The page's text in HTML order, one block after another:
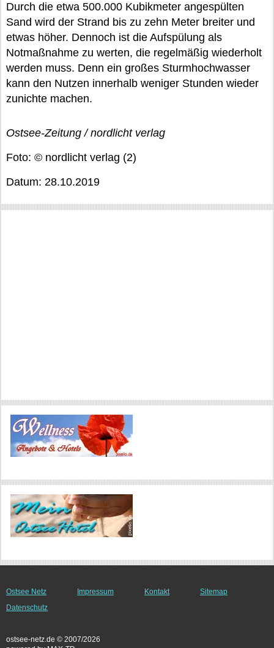
Durch die etwa 500.000 Kubikmeter angespülten
Sand wird der Strand bis zu zehn Meter breiter und
etwas höher. Dennoch ist die Aufspülung als
Notmaßnahme zu werten, die regelmäßig wiederholt
werden muss. Denn ein großes Sturmhochwasser
kann den Nutzen innerhalb weniger Stunden wieder
zunichte machen.
Ostsee-Zeitung / nordlicht verlag
Foto: © nordlicht verlag (2)
Datum: 28.10.2019
Ostsee Netz Impressum Kontakt
Sitemap
Datenschutz
ostsee-netz.de © 2007/2026